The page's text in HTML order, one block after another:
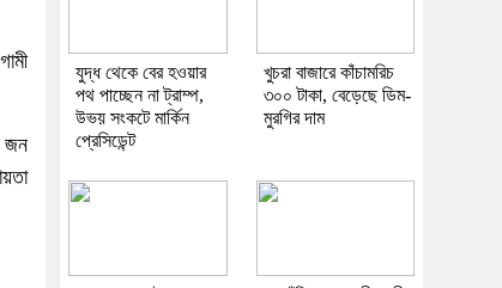
জন
যুদ্ধ থেকে বের হওয়ার
পথ পাচ্ছেন না ট্রাম্প,
উভয় সংকটে মার্কিন
প্রেসিডেন্ট
খুচরা বাজারে কাঁচামরিচ
৩০০ টাকা, বেড়েছে ডিম-
মুরগির দাম